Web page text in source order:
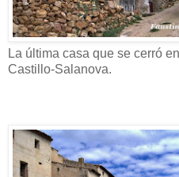
La última casa que se cerró
Castillo-Salanova.